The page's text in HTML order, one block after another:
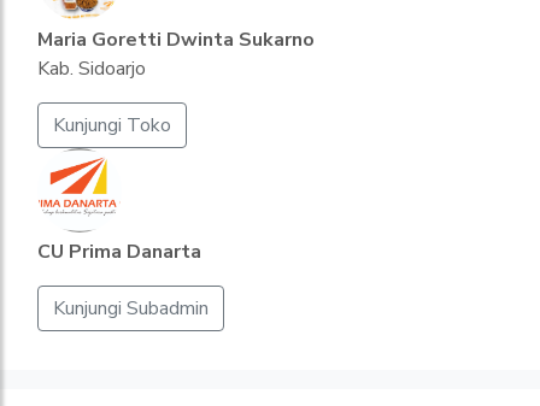
Maria Goretti Dwinta Sukarno
Kab. Sidoarjo
Kunjungi Toko
CU Prima Danarta
Kunjungi Subadmin